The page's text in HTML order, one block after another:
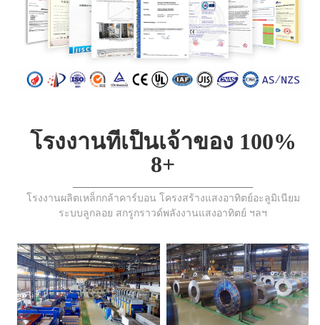
โรงงานที่เป็นเจ้าของ 100%
8+
โรงงานผลิตเหล็กกล้าคาร์บอน โครงสร้างแสงอาทิตย์อะลูมิเนียม
ระบบลูกลอย สกรูกราวด์พลังงานแสงอาทิตย์ ฯลฯ